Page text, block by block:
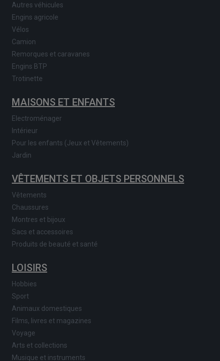
Autres véhicules
Engins agricole
Vélos
Camion
Remorques et caravanes
Engins BTP
Trotinette
MAISONS ET ENFANTS
Electroménager
Intérieur
Pour les enfants (Jeux et Vêtements)
Jardin
VÊTEMENTS ET OBJETS PERSONNELS
Vêtements
Chaussures
Montres et bijoux
Sacs et accessoires
Produits de beauté et santé
LOISIRS
Hobbies
Sport
Animaux domestiques
Films, livres et magazines
Voyage
Arts et collections
Musique et instruments